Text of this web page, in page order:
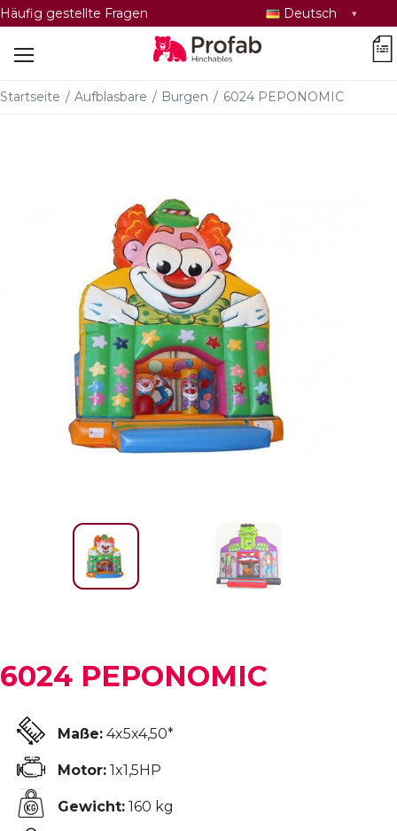
Häufig gestellte Fragen
auswählen
Deutsch
Startseite / Aufblasbare / Burgen / 6024 PEPONOMIC
6024 PEPONOMIC
Maße: 4x5x4,50*
Motor: 1x1,5HP
Gewicht: 160 kg